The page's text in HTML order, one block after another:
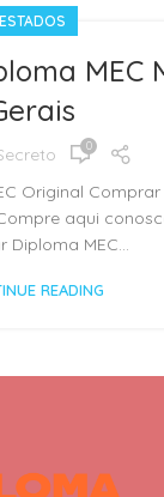
ESTADOS
MEC
0
Original
aqui
Diploma MEC...
READING